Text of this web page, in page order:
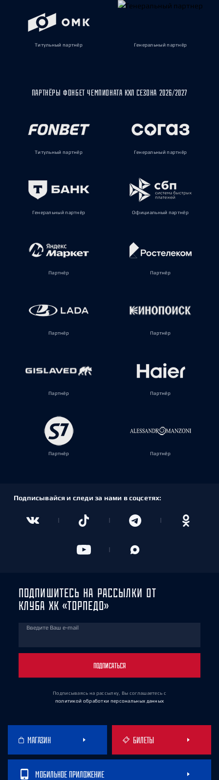
Титульный партнёр Генеральный партнёр
ПАРТНЁРЫ ФОНБЕТ ЧЕМПИОНАТА КХЛ СЕЗОНА 2026/2027
Титульный партнёр Генеральный партнёр
Генеральный партнёр Официальный партнёр
Партнёр Партнёр
Партнёр Партнёр
Партнёр Партнёр
Партнёр Партнёр
Подписывайся и следи за нами в соцсетях:
ПОДПИШИТЕСЬ НА РАССЫЛКИ ОТ
КЛУБА ХК «ТОРПЕДО»
Введите Ваш e-mail
ПОДПИСАТЬСЯ
Подписываясь на рассылку, Вы соглашаетесь с
политикой обработки персональных данных
МАГАЗИН БИЛЕТЫ
МОБИЛЬНОЕ ПРИЛОЖЕНИЕ